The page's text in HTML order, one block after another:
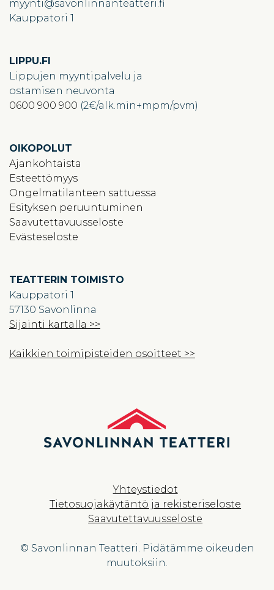
myynti
savonlinnanteatteri.fi
Kauppatori 1
LIPPU.FI
Lippujen myyntipalvelu ja
ostamisen neuvonta
0600 900 900 (2€/alk.min+mpm/pvm)
OIKOPOLUT
Ajankohtaista
Esteettömyys
Ongelmatilanteen sattuessa
Esityksen peruuntuminen
Saavutettavuusseloste
Evästeseloste
TEATTERIN TOIMISTO
Kauppatori 1
57130 Savonlinna
Sijainti kartalla >>
Kaikkien toimipisteiden osoitteet >>
Yhteystiedot
Tietosuojakäytäntö ja rekisteriseloste
Saavutettavuusseloste
© Savonlinnan Teatteri. Pidätämme oikeuden
muutoksiin.